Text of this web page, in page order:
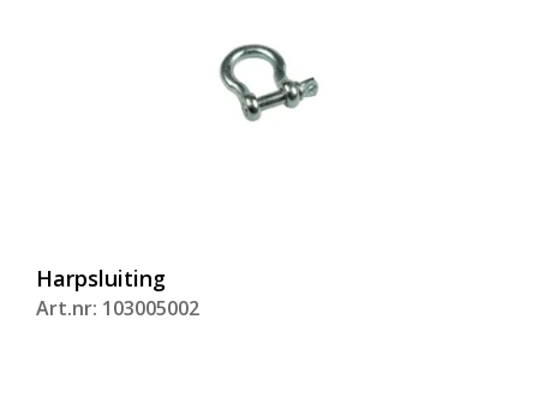
Harpsluiting
Art.nr: 103005002